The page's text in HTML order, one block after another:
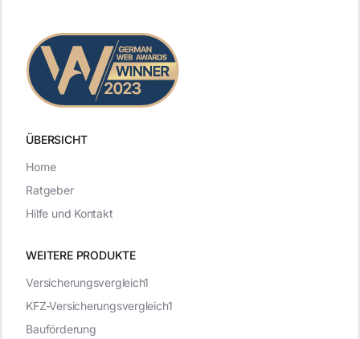
ÜBERSICHT
WEITERE PRODUKTE
Versicherungsvergleich1
KFZ-Versicherungsvergleich1
Bauförderung
Home
Ratgeber
Hilfe und Kontakt